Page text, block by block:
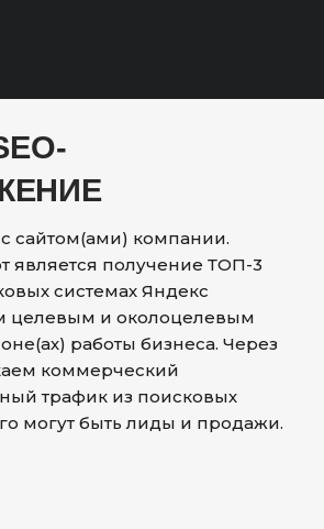
сайтом(ами) компании.
является получение ТОП-3
системах Яндекс
целевым и околоцелевым
работы бизнеса. Через
коммерческий
трафик из поисковых
могут быть лиды и продажи.